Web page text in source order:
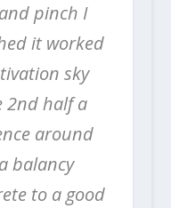
pinch I
it worked
sky
2nd half a
around
balancy
to a good